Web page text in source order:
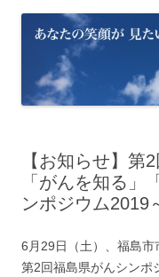
【お知らせ】第
「がんを知る」
ンポジウム2019
6月29日（土）、福島市
第2回福島県がんシンポ